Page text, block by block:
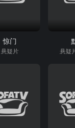
惊门
悬疑片 悬疑